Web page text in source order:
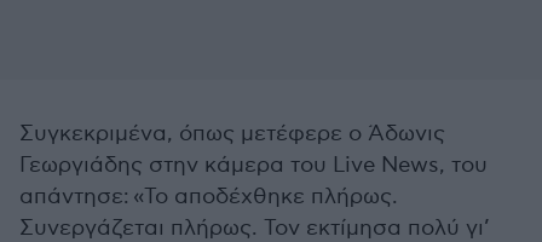
Συγκεκριμένα, όπως μετέφερε ο Άδωνις
Γεωργιάδης στην κάμερα του Live News, του
απάντησε: «Το αποδέχθηκε πλήρως.
Συνεργάζεται πλήρως. Τον εκτίμησα πολύ γι’